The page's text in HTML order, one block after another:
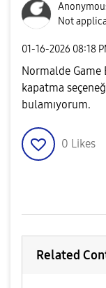
Not
‎01-16-2026 08:18
Normalde
kapatma
bulamıyorum.
0 Likes
Related